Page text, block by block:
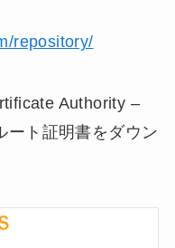
repository/
Authority –
ート証明書をダウン